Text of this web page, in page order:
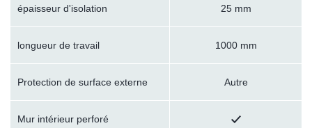
épaisseur d'isolation 25 mm
longueur de travail 1000 mm
Protection de surface externe Autre
Mur intérieur perforé